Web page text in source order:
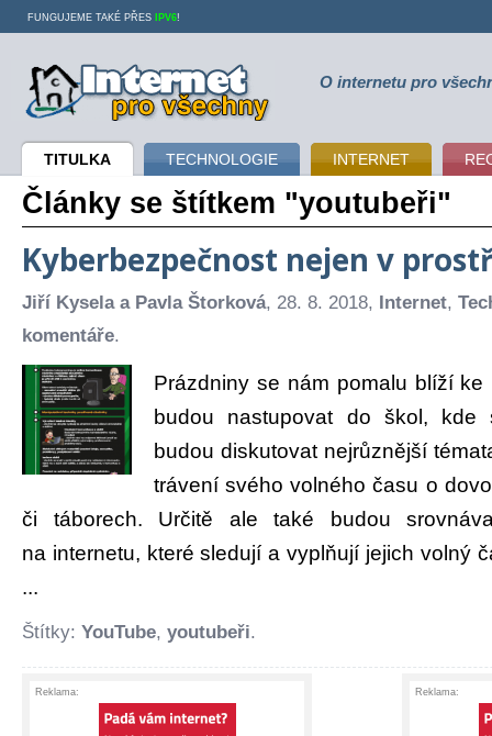
Internet pro všechny O internetu pro
TITULKA TECHNOLOGIE INTERNET
FUNGUJEME TAKÉ PŘES IPV6!
Články se štítkem "youtubeři"
Kyberbezpečnost nejen v
Jiří Kysela a Pavla Štorková, 28. 8. 2018, Internet,
komentáře.
Prázdniny se nám pomalu blíží
budou nastupovat do škol, kde
budou diskutovat nejrůznější
trávení svého volného času o
či táborech. Určitě ale také budou
na internetu, které sledují a vyplňují jejich volný
...
Štítky: YouTube, youtubeři.
Reklama: Reklama: